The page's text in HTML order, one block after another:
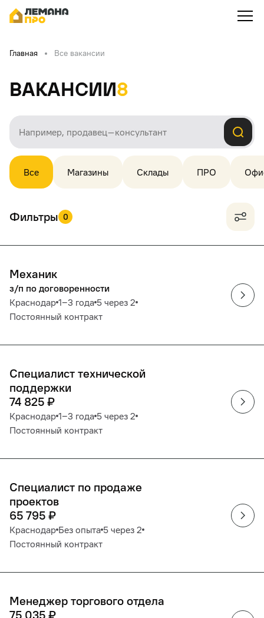
Главная Все вакансии
Вакансии8
Все Магазины Склады ПРО
Фильтры 0
Механик
з/п по договоренности
Краснодар 1‒3 года 5 через 2
Постоянный контракт
Специалист технической
поддержки
74 825 ₽
Краснодар 1‒3 года 5 через 2
Постоянный контракт
Специалист по продаже
проектов
65 795 ₽
Краснодар Без опыта 5 через 2
Постоянный контракт
Менеджер торгового отдела
75 035 ₽